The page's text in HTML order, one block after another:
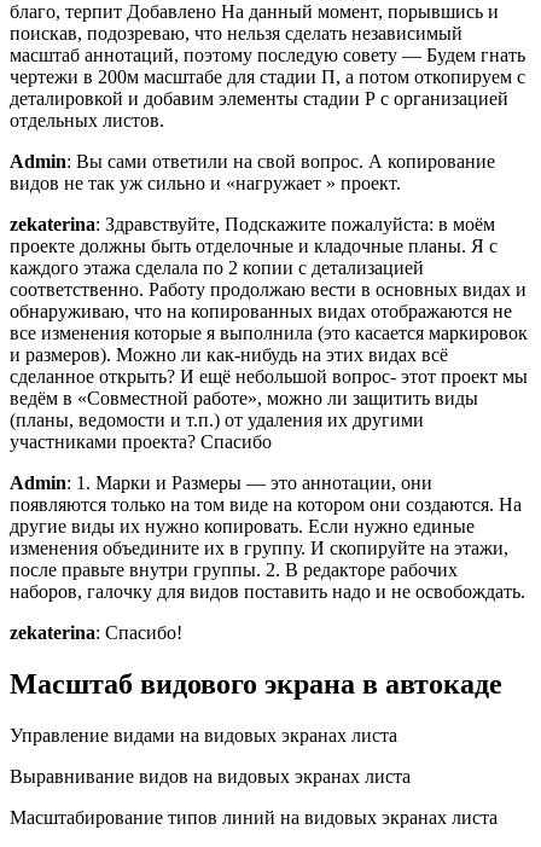
благо, терпит Добавлено На данный момент, порывшись и
поискав, подозреваю, что нельзя сделать независимый
масштаб аннотаций, поэтому последую совету — Будем гнать
чертежи в 200м масштабе для стадии П, а потом откопируем с
деталировкой и добавим элементы стадии Р с организацией
отдельных листов.
Admin: Вы сами ответили на свой вопрос. А копирование
видов не так уж сильно и «нагружает » проект.
zekaterina: Здравствуйте, Подскажите пожалуйста: в моём
проекте должны быть отделочные и кладочные планы. Я с
каждого этажа сделала по 2 копии с детализацией
соответственно. Работу продолжаю вести в основных видах и
обнаруживаю, что на копированных видах отображаются не
все изменения которые я выполнила (это касается маркировок
и размеров). Можно ли как-нибудь на этих видах всё
сделанное открыть? И ещё небольшой вопрос- этот проект мы
ведём в «Совместной работе», можно ли защитить виды
(планы, ведомости и т.п.) от удаления их другими
участниками проекта? Спасибо
Admin: 1. Марки и Размеры — это аннотации, они
появляются только на том виде на котором они создаются. На
другие виды их нужно копировать. Если нужно единые
изменения объедините их в группу. И скопируйте на этажи,
после правьте внутри группы. 2. В редакторе рабочих
наборов, галочку для видов поставить надо и не освобождать.
zekaterina: Спасибо!
Масштаб видового экрана в автокаде
Управление видами на видовых экранах листа
Выравнивание видов на видовых экранах листа
Масштабирование типов линий на видовых экранах листа